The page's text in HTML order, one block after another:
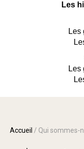
Les
Les
Les
Accueil / Qui sommes-